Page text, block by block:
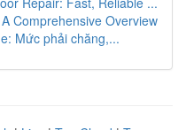
Comprehensive Overview
Mức phải chăng,...